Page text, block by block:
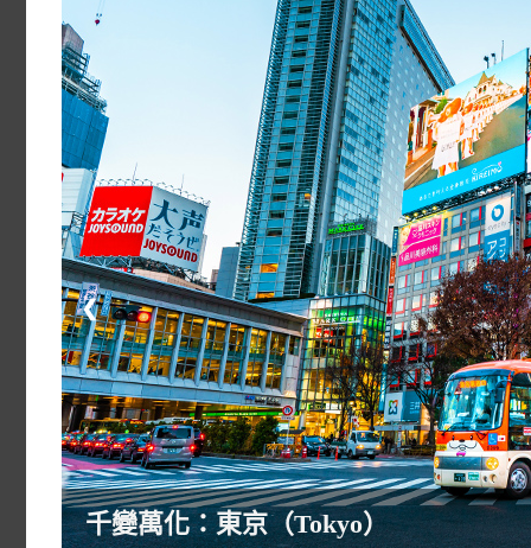
千變萬化：東京（Tokyo）
❮